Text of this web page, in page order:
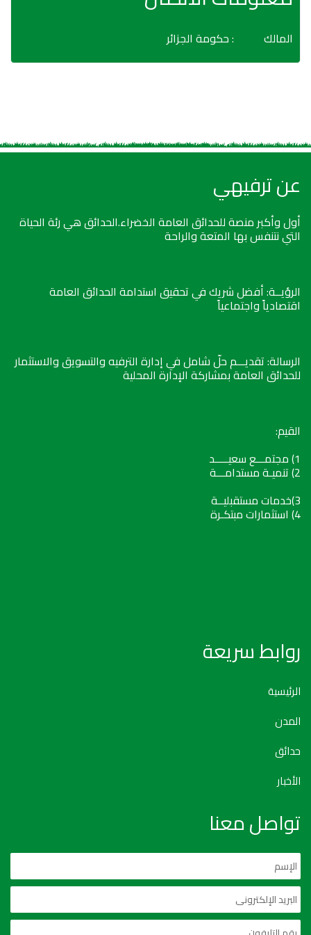
المالك : حكومة الجزائر
عن ترفيهي
أول وأكبر منصة للحدائق العامة الخضراء.الحدائق هي رئة الحياة
التي نتنفس بها المتعة والراحة
الرؤيــة: أفضل شريك في تحقيق استدامة الحدائق العامة
اقتصادياً واجتماعياً
الرسالة: تقديـــم حلّ شامل في إدارة الترفيه والتسويق والاستثمار
للحدائق العامة بمشاركة الإدارة المحلية
القيم:
1) مجتمـــع سعيـــــد
2) تنميـة مستدامـــة
3)خدمات مستقبليــة
4) استثمارات مبتكـرة
روابط سريعة
الرئيسية
المدن
حدائق
الأخبار
تواصل معنا